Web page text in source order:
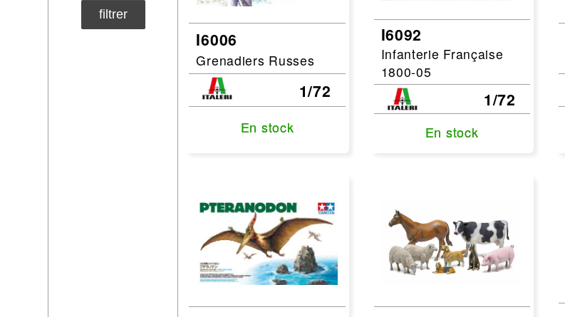
filtrer
I6006
Grenadiers Russes
1/72
En stock
En stock
I6092
Infanterie Française
1800-05
1/72
En stock
En stock